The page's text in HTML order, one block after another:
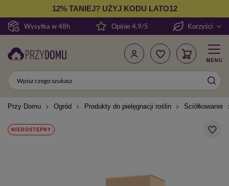
Wysyłka w 48h
12% TANIEJ? UŻYJ KODU LATO12
Opinie 4.9/5 Korzyści
Przy Domu Ogród Produkty do pielęgnacji roślin Ściółkowanie
NIEDOSTĘPNY